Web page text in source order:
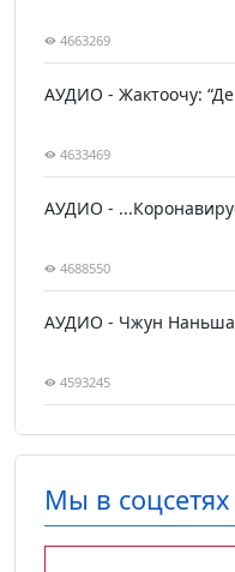
4663269
АУДИО - Жактоочу:
4633469
АУДИО -
4688550
АУДИО - Чжун
4593245
Мы в соцсетях